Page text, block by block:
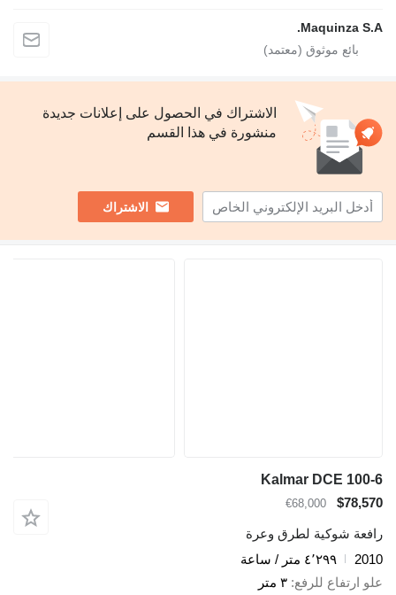
Maquinza S.A.
الاشتراك في الحصول على إعلانات جديدة
منشورة في هذا القسم
الاشتراك
Kalmar DCE 100-6
$78,570
€68,000
رافعة شوكية لطرق وعرة
2010
٤٬٢٩٩ متر / ساعة
علو ارتفاع للرفع ٣ متر